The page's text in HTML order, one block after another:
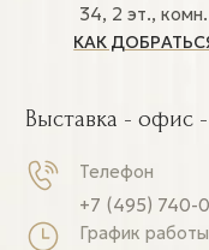
34, 2 эт., комн.
Выставка - офис
Телефон
+7 (495) 740-
График работы
КАК